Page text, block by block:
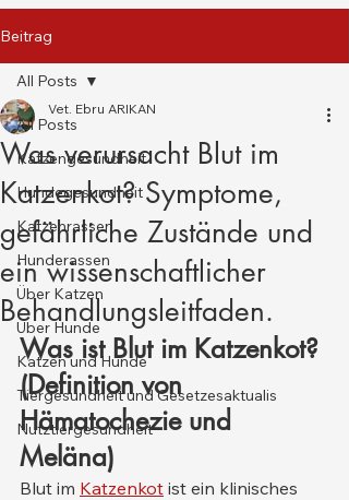
Beitrag
All Posts
Katzengesundheit
Hundegesundheit
Katzenrassen
Hunderassen
Über Katzen
Über Hunde
Katzen und Hunde
Tiergesundheit und Gesetzesaktualis
Nutztiergesundheit
All Posts
Was verursacht Blut im
Katzenkot? Symptome,
gefährliche Zustände und
ein wissenschaftlicher
Behandlungsleitfaden.
Vet. Ebru ARIKAN
Was ist Blut im Katzenkot?
(Definition von
Hämatochezie und
Meläna)
Blut im Katzenkot ist ein klinisches